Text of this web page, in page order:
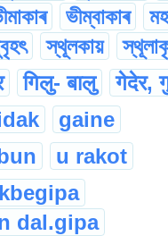
ভীম্বাকাৰ
স্থূলকায়
गिलु- बालु गेदेर,
gaine
u rakot
dal.gipa